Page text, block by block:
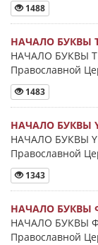
1488
НАЧАЛО БУКВЫ
НАЧАЛО БУКВЫ Τ
Православной
1483
НАЧАЛО БУКВЫ
НАЧАЛО БУКВЫ Y
Православной
1343
НАЧАЛО БУКВЫ
НАЧАЛО БУКВЫ Φ
Православной